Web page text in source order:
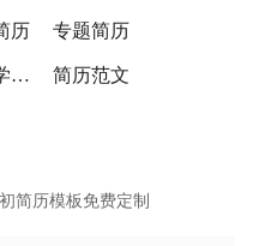
历 专题简历
企业学校简历 简历范文
简历模板免费定制